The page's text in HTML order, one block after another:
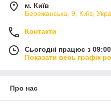
м. Київ
Бережанська, 9, Київ,
Контакти
Сьогодні працює з
Показати весь графік
Про нас